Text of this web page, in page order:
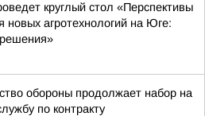
круглый стол «Перспективы
новых агротехнологий на Юге:
обороны продолжает набор на
по контракту